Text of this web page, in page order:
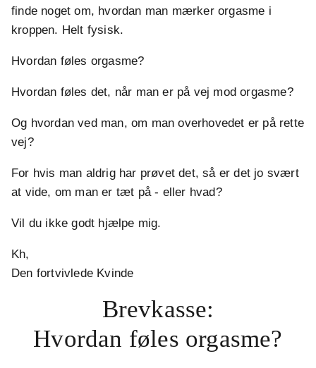
finde noget om, hvordan man mærker orgasme i
kroppen. Helt fysisk.
Hvordan føles orgasme?
Hvordan føles det, når man er på vej mod orgasme?
Og hvordan ved man, om man overhovedet er på rette
vej?
For hvis man aldrig har prøvet det, så er det jo svært
at vide, om man er tæt på - eller hvad?
Vil du ikke godt hjælpe mig.
Kh,
Den fortvivlede Kvinde
Brevkasse:
Hvordan føles orgasme?